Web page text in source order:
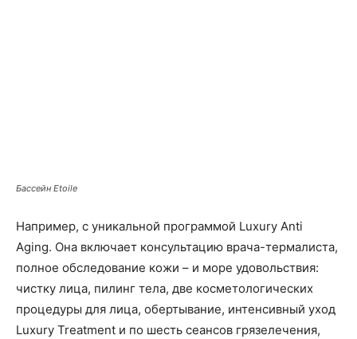
Бассейн Etoile
Например, с уникальной программой Luxury Anti
Aging. Она включает консультацию врача-термалиста,
полное обследование кожи – и море удовольствия:
чистку лица, пилинг тела, две косметологических
процедуры для лица, обертывание, интенсивный уход
Luxury Treatment и по шесть сеансов грязелечения,